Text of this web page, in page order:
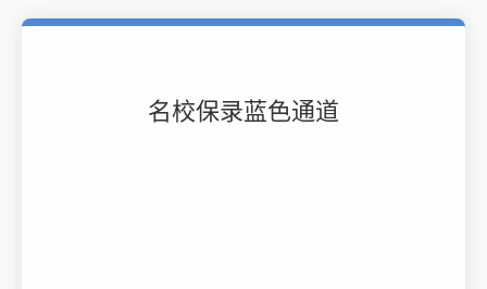
名校保录蓝色通道